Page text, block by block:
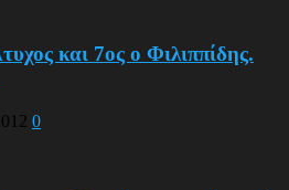
και 7ος ο Φιλιππίδης.
0